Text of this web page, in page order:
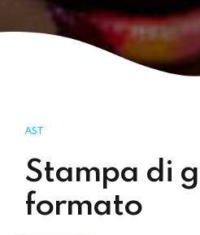
AST
Stampa di
formato